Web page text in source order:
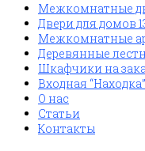
Межкомнатные
Двери для домов
Межкомнатные
Деревянные
Шкафчики на
Входная “Находка”
О нас
Статьи
Контакты